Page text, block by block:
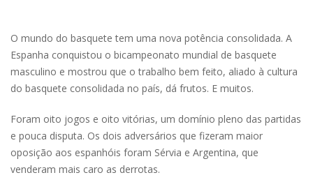
O mundo do basquete tem uma nova potência consolidada. A
Espanha conquistou o bicampeonato mundial de basquete
masculino e mostrou que o trabalho bem feito, aliado à cultura
do basquete consolidada no país, dá frutos. E muitos.
Foram oito jogos e oito vitórias, um domínio pleno das partidas
e pouca disputa. Os dois adversários que fizeram maior
oposição aos espanhóis foram Sérvia e Argentina, que
venderam mais caro as derrotas.